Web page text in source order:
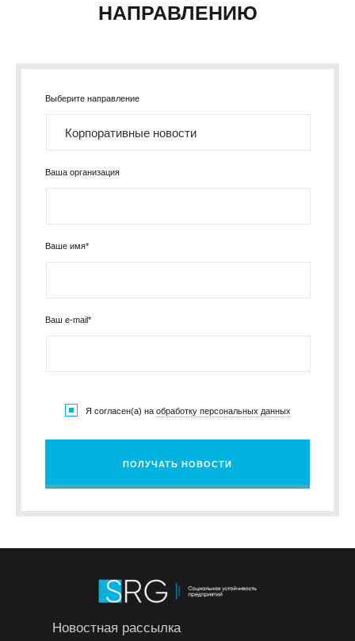
НАПРАВЛЕНИЮ
Выберите направление
Ваша организация
Ваше имя*
Ваш e-mail*
Я согласен(а) на обработку персональных данных
ПОЛУЧАТЬ НОВОСТИ
Новостная рассылка